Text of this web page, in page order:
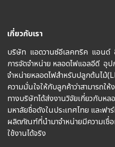
เกี่ยวกับเรา
บริษัท แอดวานซ์อีเลคทริค แอนด์
การจัดจำหน่าย หลอดไฟแอลอีดี อุ
จำหน่ายหลอดไฟสำหรับปลูกต้นไม้
ความมั่นใจให้กับลูกค้าว่าสามารถใ
ทางบริษัทได้ส่งงานวิจัยเกี่ยวกับห
มหาลัยชื่อดังในประเทศไทย และฟ
ผลิตภัณฑ์ที่นำมาจำหน่ายมีความเ
ใช้งานได้จริง